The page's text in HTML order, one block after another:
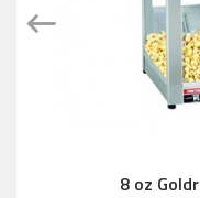
8 oz